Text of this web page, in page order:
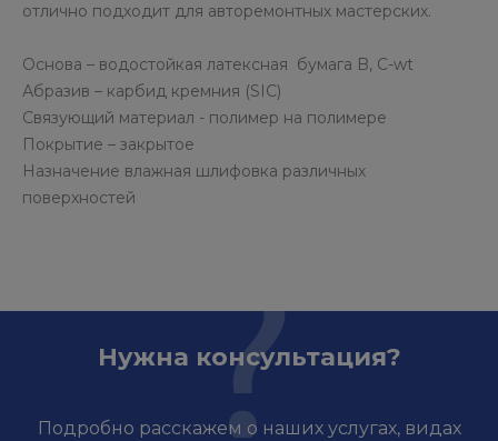
отлично подходит для авторемонтных мастерских.
Основа – водостойкая латексная бумага B, C-wt
Абразив – карбид кремния (SIC)
Связующий материал - полимер на полимере
Покрытие – закрытое
Назначение влажная шлифовка различных
поверхностей
Нужна консультация?
Подробно расскажем о наших услугах, видах